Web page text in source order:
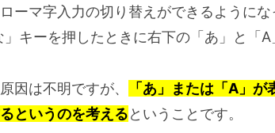
ーマ字入力の切り替えができるようにな
キーを押したときに右下の「あ」と「A
因は不明ですが、
「あ」または「A」
というのを考えるということです。